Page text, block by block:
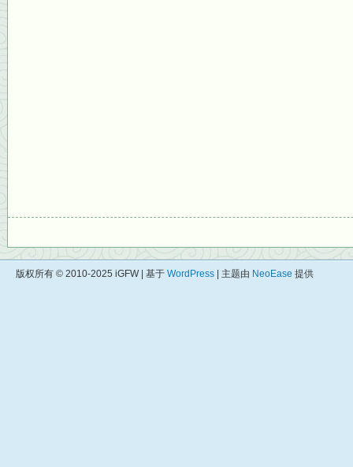
版权所有 © 2010-2025 iGFW | 基于 WordPress | 主题由 NeoEase 提供